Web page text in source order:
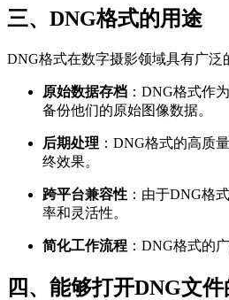
三、DNG格式的用途
DNG格式在数字摄影领域具有广泛
原始数据存档 ：DNG格式作
备份他们的原始图像数据。
后期处理 ：DNG格式的高质
终效果。
跨平台兼容性 ：由于DNG格
率和灵活性。
简化工作流程 ：DNG格式的
四、能够打开DNG文